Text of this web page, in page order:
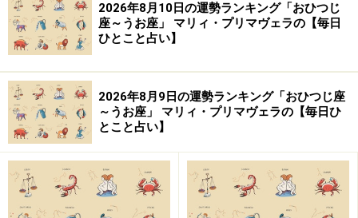
おひつじ座（3月21日～4月19日生まれ）
2024年3月22日の運勢「おひつじ座」
浪費の暗示が。今日のショッピングは控えたほうが安
全。
2026年8月10日の運勢ランキング「おひつじ
座～うお座」 マリィ・プリマヴェラの【毎日
ひとこと占い】
2026年8月9日の運勢ランキング「おひつじ座
～うお座」 マリィ・プリマヴェラの【毎日ひ
とこと占い】